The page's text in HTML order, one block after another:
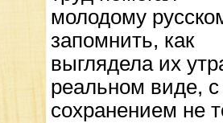
молодому
запомнить, как
выглядела их
реальном виде, с
сохранением не